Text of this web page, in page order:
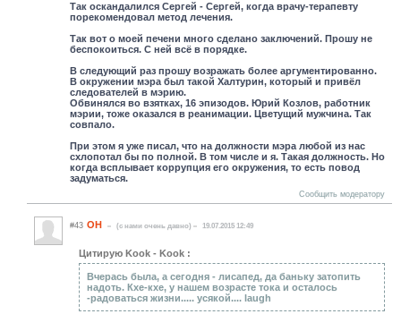
Так оскандалился Сергей - Сергей, когда врачу-терапевту
порекомендовал метод лечения.
Так вот о моей печени много сделано заключений. Прошу не
беспокоиться. С ней всё в порядке.
В следующий раз прошу возражать более аргументированно.
В окружении мэра был такой Халтурин, который и привёл
следователей в мэрию.
Обвинялся во взятках, 16 эпизодов. Юрий Козлов, работник
мэрии, тоже оказался в реанимации. Цветущий мужчина. Так
совпало.
При этом я уже писал, что на должности мэра любой из нас
схлопотал бы по полной. В том числе и я. Такая должность. Но
когда всплывает коррупция его окружения, то есть повод
задуматься.
Сообщить модератору
#43 ОН (c нами очень давно) 19.07.2015 12:49
Цитирую Kook - Kook :
Вчерась была, а сегодня - лисапед, да баньку затопить
надоть. Кхе-кхе, у нашем возрасте тока и осталось
-радоваться жизни..... усякой.... laugh